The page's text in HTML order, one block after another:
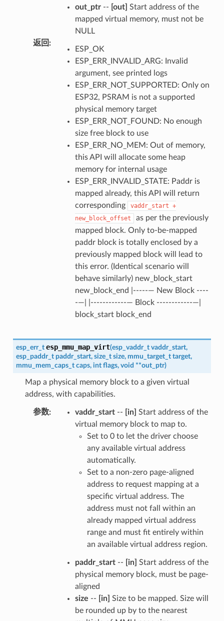
out_ptr-- [out] Start address of the
mapped virtual memory, must not be
NULL
返回:
ESP_OK
ESP_ERR_INVALID_ARG: Invalid
argument, see printed logs
ESP_ERR_NOT_SUPPORTED: Only on
ESP32, PSRAM is not a supported
physical memory target
ESP_ERR_NOT_FOUND: No enough
size free block to use
ESP_ERR_NO_MEM: Out of memory,
this API will allocate some heap
memory for internal usage
ESP_ERR_INVALID_STATE: Paddr is
mapped already, this API will return
corresponding
vaddr_start +
new_block_offset
as per the previously
mapped block. Only to-be-mapped
paddr block is totally enclosed by a
previously mapped block will lead to
this error. (Identical scenario will
behave similarly) new_block_start
new_block_end |-----— New Block ----
-—| |------------— Block ------------—|
block_start block_end
esp_err_t esp_mmu_map_virt(esp_vaddr_t vaddr_start,
esp_paddr_t paddr_start, size_t size, mmu_target_t target,
mmu_mem_caps_t caps, int flags, void **out_ptr)
Map a physical memory block to a given virtual
address, with capabilities.
参数: vaddr_start-- [in] Start address of the
virtual memory block to map to.
Set to 0 to let the driver choose
any available virtual address
automatically.
Set to a non-zero page-aligned
address to request mapping at a
specific virtual address. The
address must not fall within an
already mapped virtual address
range and must fit entirely within
an available virtual address region.
paddr_start-- [in] Start address of the
physical memory block, must be page-
aligned
size -- [in] Size to be mapped. Size will
be rounded up by to the nearest